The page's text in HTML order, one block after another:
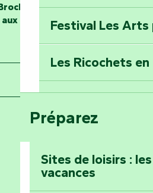
Percez les
Voyagez dans le
Maillezais
Montez au
Festival Les Arts
Les Ricochets
Tout l'agenda
Préparez
Sites de loisirs :
vacances
questions